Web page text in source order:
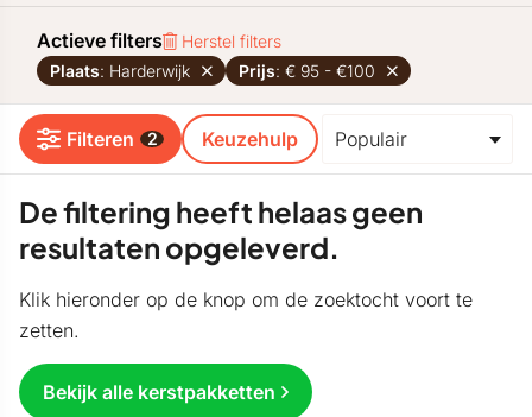
Actieve filters
Herstel filters
Plaats: Harderwijk Prijs: € 95 - €100
Filteren 2 Keuzehulp
De filtering heeft helaas geen
resultaten opgeleverd.
Klik hieronder op de knop om de zoektocht voort te
zetten.
Bekijk alle kerstpakketten